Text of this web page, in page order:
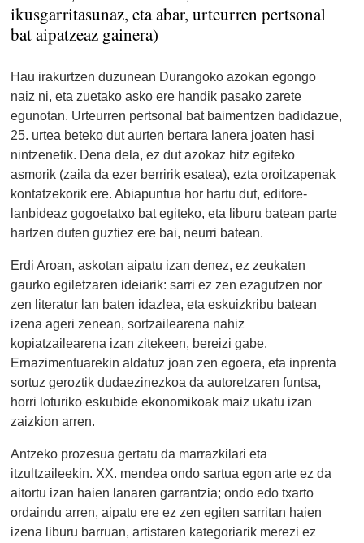
ikusgarritasunaz, eta abar, urteurren pertsonal
bat aipatzeaz gainera)
Hau irakurtzen duzunean Durangoko azokan egongo
naiz ni, eta zuetako asko ere handik pasako zarete
egunotan. Urteurren pertsonal bat baimentzen badidazue,
25. urtea beteko dut aurten bertara lanera joaten hasi
nintzenetik. Dena dela, ez dut azokaz hitz egiteko
asmorik (zaila da ezer berririk esatea), ezta oroitzapenak
kontatzekorik ere. Abiapuntua hor hartu dut, editore-
lanbideaz gogoetatxo bat egiteko, eta liburu batean parte
hartzen duten guztiez ere bai, neurri batean.
Erdi Aroan, askotan aipatu izan denez, ez zeukaten
gaurko egiletzaren ideiarik: sarri ez zen ezagutzen nor
zen literatur lan baten idazlea, eta eskuizkribu batean
izena ageri zenean, sortzailearena nahiz
kopiatzailearena izan zitekeen, bereizi gabe.
Ernazimentuarekin aldatuz joan zen egoera, eta inprenta
sortuz geroztik dudaezinezkoa da autoretzaren funtsa,
horri loturiko eskubide ekonomikoak maiz ukatu izan
zaizkion arren.
Antzeko prozesua gertatu da marrazkilari eta
itzultzaileekin. XX. mendea ondo sartua egon arte ez da
aitortu izan haien lanaren garrantzia; ondo edo txarto
ordaindu arren, aipatu ere ez zen egiten sarritan haien
izena liburu barruan, artistaren kategoriarik merezi ez